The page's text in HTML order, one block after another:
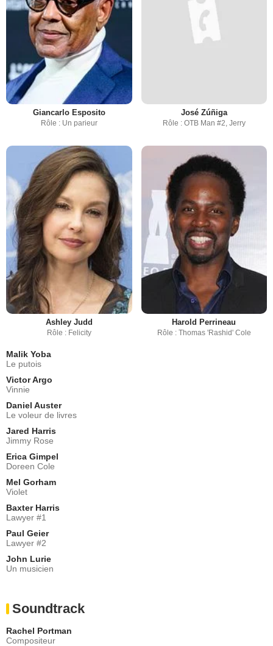
Giancarlo Esposito
Rôle : Un parieur
José Zúñiga
Rôle : OTB Man #2, Jerry
Ashley Judd
Rôle : Felicity
Harold Perrineau
Rôle : Thomas 'Rashid' Cole
Malik Yoba
Le putois
Victor Argo
Vinnie
Daniel Auster
Le voleur de livres
Jared Harris
Jimmy Rose
Erica Gimpel
Doreen Cole
Mel Gorham
Violet
Baxter Harris
Lawyer #1
Paul Geier
Lawyer #2
John Lurie
Un musicien
Soundtrack
Rachel Portman
Compositeur